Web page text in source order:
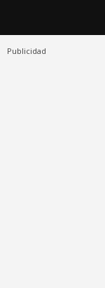
Publicidad